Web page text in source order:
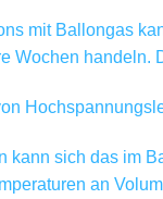
mit Ballongas
Wochen
kann sich das im
an